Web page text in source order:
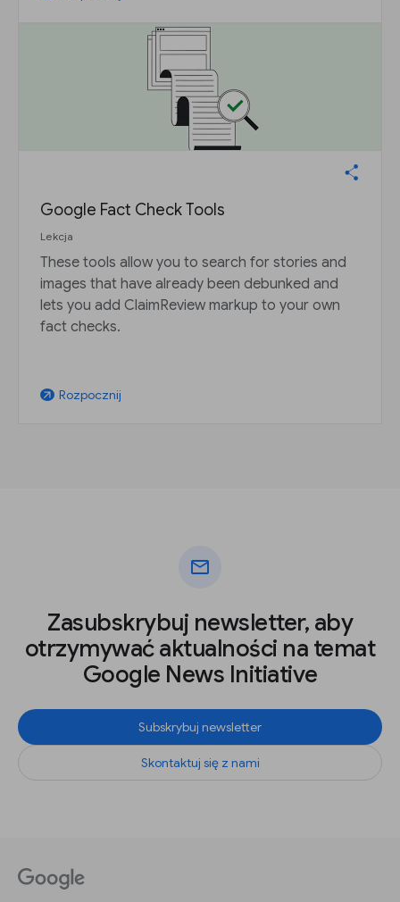
Google Fact Check Tools
Lekcja
These tools allow you to search for stories and
images that have already been debunked and
lets you add ClaimReview markup to your own
fact checks.
arrow_outward Rozpocznij
mail
Zasubskrybuj newsletter, aby
otrzymywać aktualności na temat
Google News Initiative
Subskrybuj newsletter
Skontaktuj się z nami